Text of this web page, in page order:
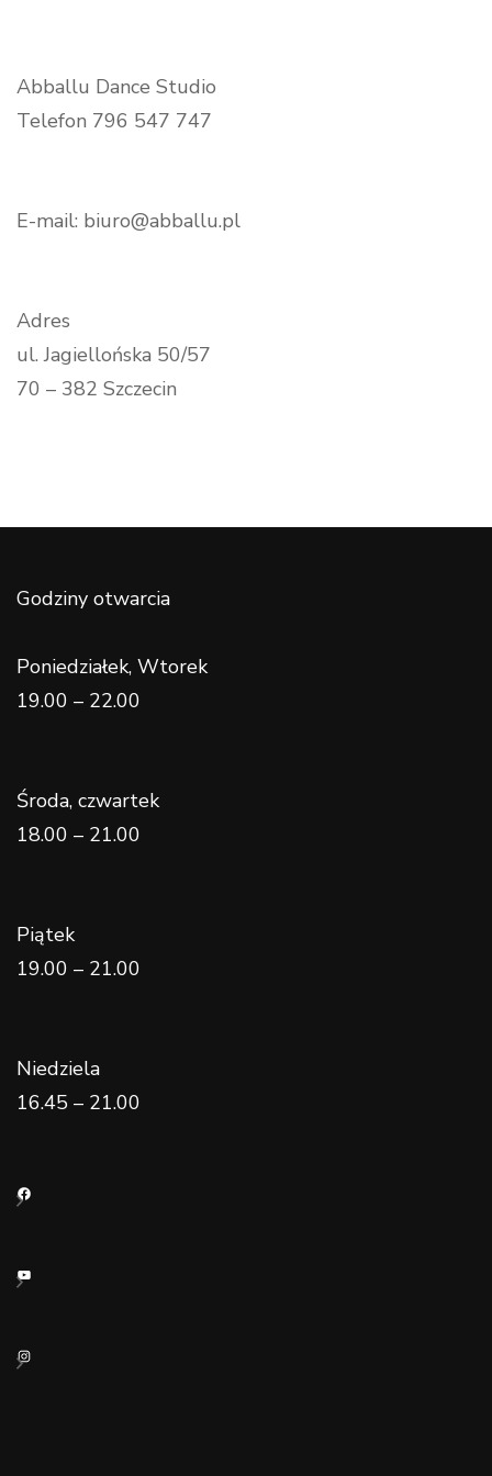
Abballu Dance Studio
Telefon 796 547 747
E-mail: biuro@abballu.pl
Adres
ul. Jagiellońska 50/57
70 – 382 Szczecin
Godziny otwarcia
Poniedziałek, Wtorek
19.00 – 22.00
Środa, czwartek
18.00 – 21.00
Piątek
19.00 – 21.00
Niedziela
16.45 – 21.00
Facebook
YouTube
Instagram